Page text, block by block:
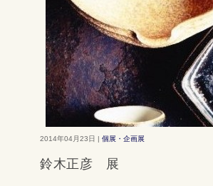
2014年04月23日 | 個展・企画展
鈴木正彦 展